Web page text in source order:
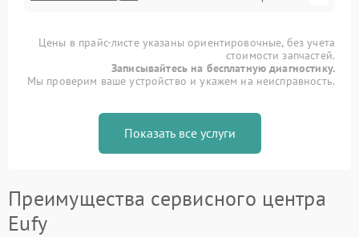
Цены в прайс-листе указаны ориентировочные, без учета
стоимости запчастей.
Записывайтесь на бесплатную диагностику.
Мы проверим ваше устройство и укажем на неисправность.
Показать все услуги
Преимущества сервисного центра
Eufy